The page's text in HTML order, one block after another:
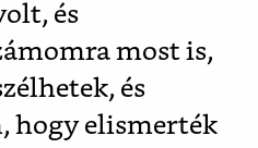
és
most is,
és
hogy elismerték